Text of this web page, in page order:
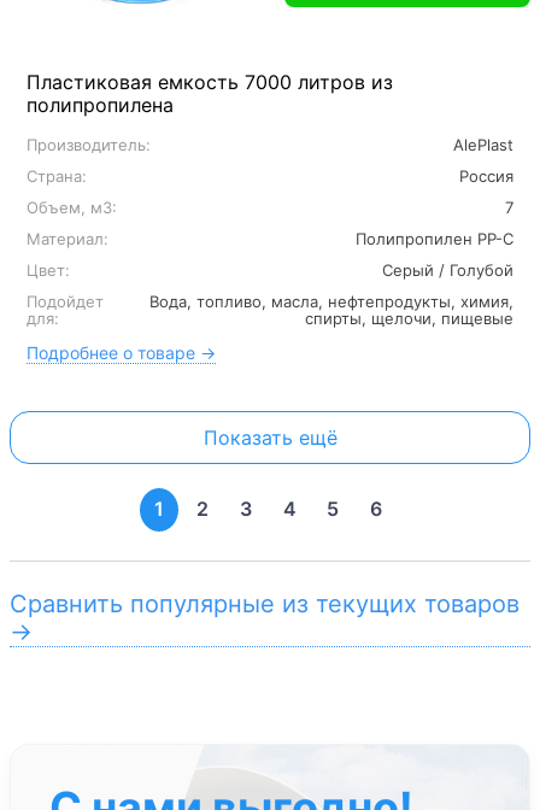
Пластиковая емкость 7000 литров из
полипропилена
Производитель:
AlePlast
Страна:
Россия
Объем, м3:
7
Материал:
Полипропилен PP-C
Цвет:
Серый / Голубой
Подойдет
для:
Вода, топливо, масла, нефтепродукты, химия,
спирты, щелочи, пищевые
Подробнее о товаре →
Показать ещё
1 2 3 4 5 6
Сравнить популярные из текущих товаров
→